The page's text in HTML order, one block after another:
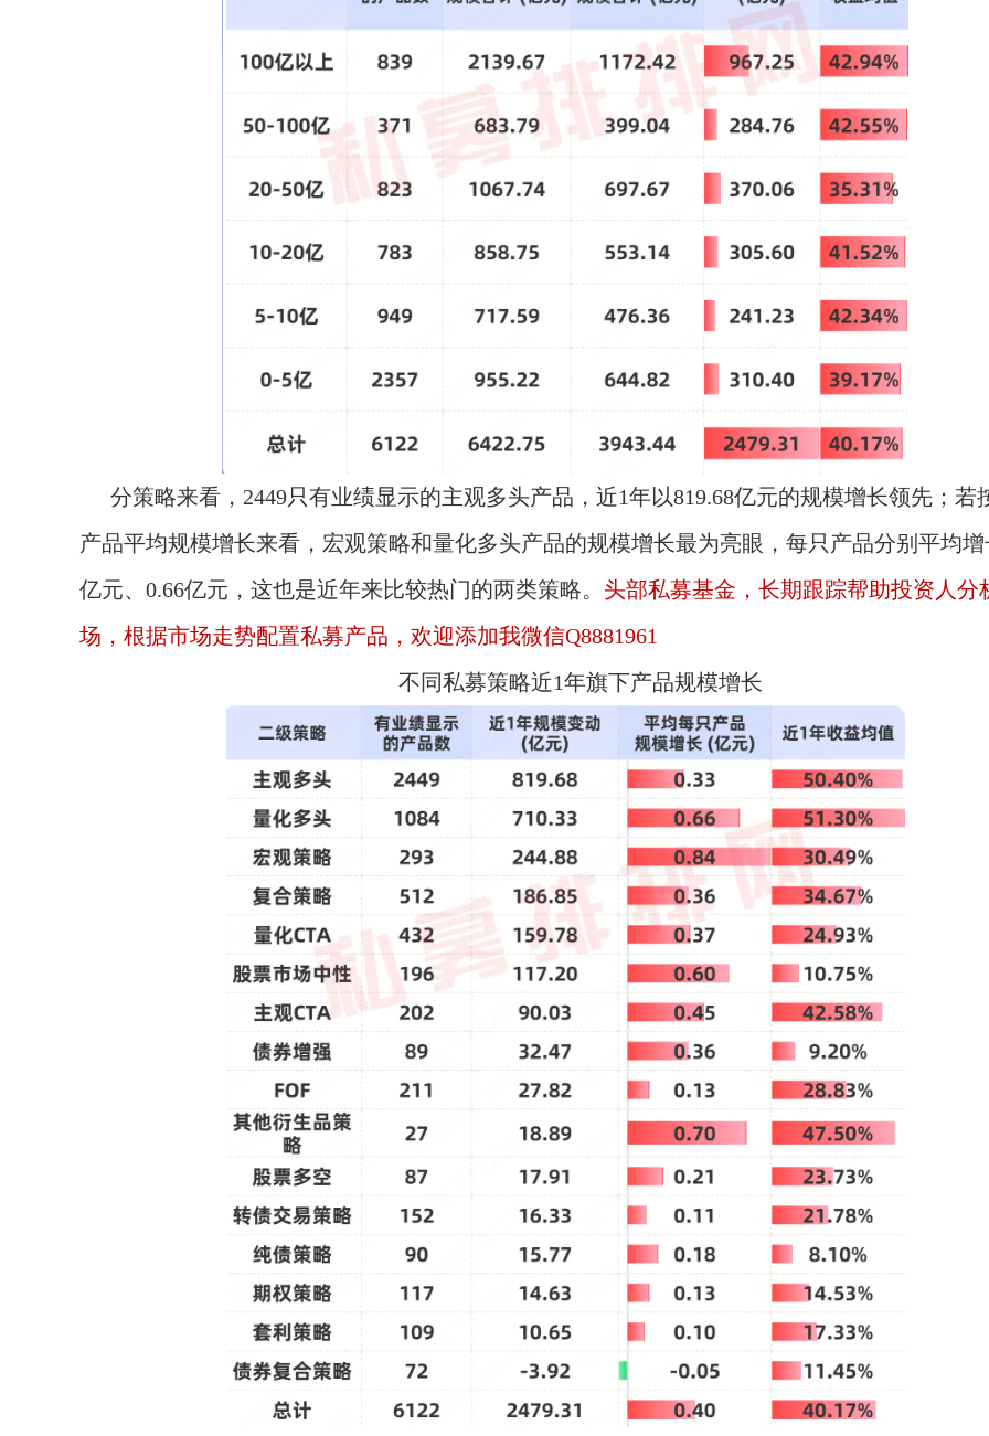
分策略来看，2449只有业绩显示的主观多头产品，近1年以819.68亿元的规模增长领先；若
产品平均规模增长来看，宏观策略和量化多头产品的规模增长最为亮眼，每只产品分别平均增
亿元、0.66亿元，这也是近年来比较热门的两类策略。 头部私募基金，长期跟踪帮助投资人分
场，根据市场走势配置私募产品，欢迎添加我微信Q8881961
不同私募策略近1年旗下产品规模增长